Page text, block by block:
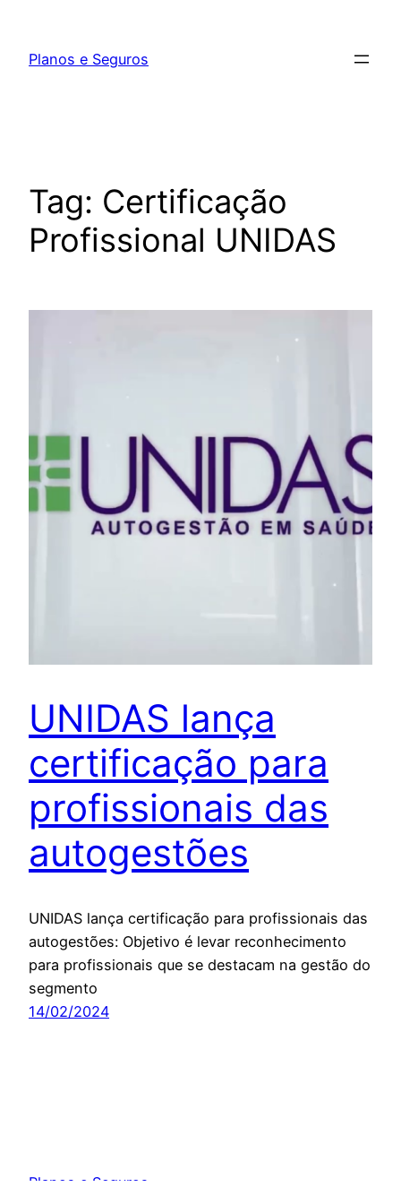
Planos e Seguros
Tag: Certificação
Profissional UNIDAS
UNIDAS lança
certificação para
profissionais das
autogestões
UNIDAS lança certificação para profissionais das
autogestões: Objetivo é levar reconhecimento
para profissionais que se destacam na gestão do
segmento
14/02/2024
Planos e Seguros